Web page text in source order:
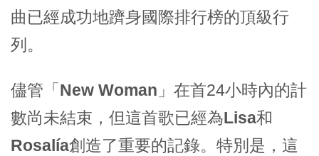
曲已經成功地躋身國際排行榜的頂級行
列。
儘管 「New Woman」 在首24小時內的計
數尚未結束，但這首歌已經為Lisa和
Rosalía創造了重要的記錄。特別是，這